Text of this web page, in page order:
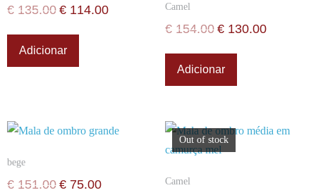
€ 135.00 € 114.00
Adicionar
Camel
€ 154.00 € 130.00
Adicionar
bege
€ 151.00 € 75.00
Out of stock
Camel